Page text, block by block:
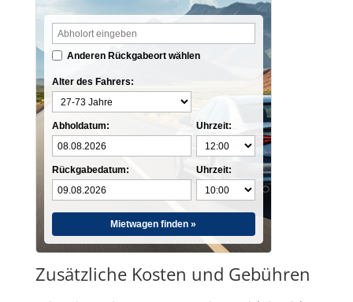
Anderen Rückgabeort wählen
Alter des Fahrers:
Abholdatum:
Rückgabedatum:
Uhrzeit:
Uhrzeit:
Mietwagen finden »
Zusätzliche Kosten und Gebühren